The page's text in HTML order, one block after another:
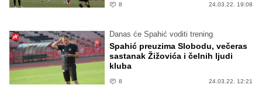
8 24.03.22. 19:08
Danas će Spahić voditi trening
Spahić preuzima Slobodu, večeras
sastanak Žižovića i čelnih ljudi
kluba
8 24.03.22. 12:21